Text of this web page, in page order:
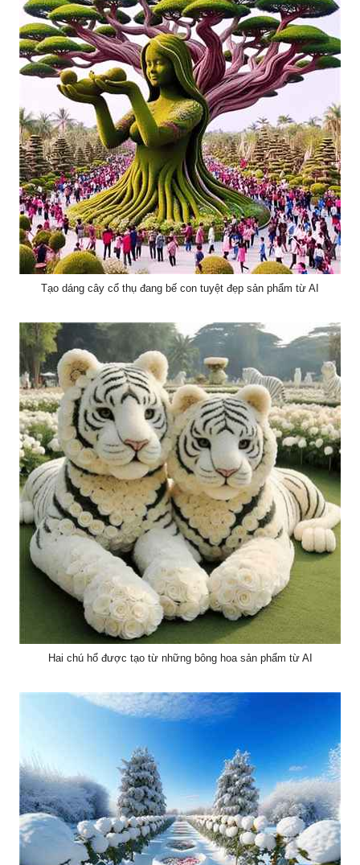
Tạo dáng cây cổ thụ đang bế con tuyệt đẹp sản phẩm từ AI
Hai chú hổ được tạo từ những bông hoa sản phẩm từ AI